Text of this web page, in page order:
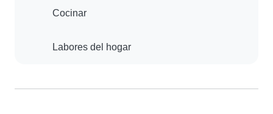
Cocinar
Labores del hogar